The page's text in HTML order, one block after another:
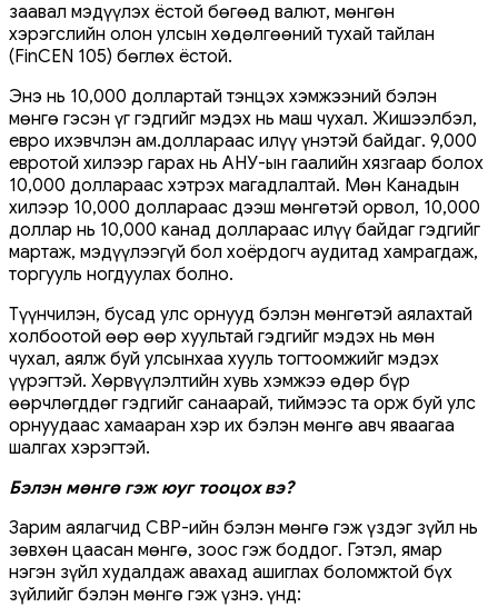
заавал мэдүүлэх ёстой бөгөөд валют, мөнгөн
хэрэгслийн олон улсын хөдөлгөөний тухай тайлан
(FinCEN 105) бөглөх ёстой.
Энэ нь 10,000 доллартай тэнцэх хэмжээний бэлэн
мөнгө гэсэн үг гэдгийг мэдэх нь маш чухал. Жишээлбэл,
евро ихэвчлэн ам.доллараас илүү үнэтэй байдаг. 9,000
евротой хилээр гарах нь АНУ-ын гаалийн хязгаар болох
10,000 доллараас хэтрэх магадлалтай. Мөн Канадын
хилээр 10,000 доллараас дээш мөнгөтэй орвол, 10,000
доллар нь 10,000 канад доллараас илүү байдаг гэдгийг
мартаж, мэдүүлээгүй бол хоёрдогч аудитад хамрагдаж,
торгууль ногдуулах болно.
Түүнчилэн, бусад улс орнууд бэлэн мөнгөтэй ​​аялахтай
холбоотой өөр өөр хуультай гэдгийг мэдэх нь мөн
чухал, аялж буй улсынхаа хууль тогтоомжийг мэдэх
үүрэгтэй. Хөрвүүлэлтийн хувь хэмжээ өдөр бүр
өөрчлөгддөг гэдгийг санаарай, тиймээс та орж буй улс
орнуудаас хамааран хэр их бэлэн мөнгө авч яваагаа
шалгах хэрэгтэй.
Бэлэн мөнгө гэж юуг тооцох вэ?
Зарим аялагчид CBP-ийн бэлэн мөнгө гэж үздэг зүйл нь
зөвхөн цаасан мөнгө, зоос гэж боддог. Гэтэл, ямар
нэгэн зүйл худалдаж авахад ашиглах боломжтой бүх
зүйлийг бэлэн мөнгө гэж үзнэ. Үүнд: